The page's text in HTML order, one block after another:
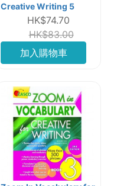
Creative Writing 5
HK$74.70
HK$83.00
加入購物車